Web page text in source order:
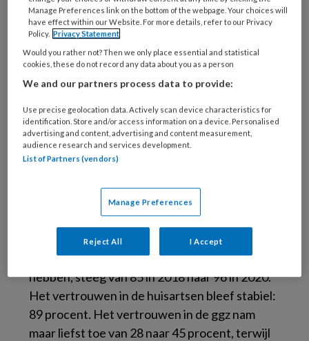
toegenomen. Behalve naar de instellingen zelf
wordt gekeken naar beroepsgroepen, zoals
huisartsen, verpleegkundigen, specialisten en
fysiotherapeuten.
Waardering
We kennen allemaal de kritiek op vooral de
verpleeghuizen, die geen bezoekers toelieten
hun eigen kamer beperkten. Maar dat heeft de
overall waardering voor de beroepsgroep niet
beïnvloed. Het percentage mensen dat aangaf
veel vertrouwen in verpleegkundigen te
hebben, steeg van 85 in 2018 naar 96 in 2020.
Het vertrouwen in de huisartsen bleef stabiel:
89 procent. Het vertrouwen in de ggz nam
maar liefst toe van 28 naar 45 procent, terwijl
Manage Preferences link on the bottom of the webpage. Your choices will
have effect within our Website. For more details, refer to our Privacy
Policy. Privacy Statement
Would you rather not? Then we only place essential and statistical
cookies, these do not record any data about you as a person
We and our partners process data to provide:
Use precise geolocation data. Actively scan device characteristics for
identification. Store and/or access information on a device. Personalised
advertising and content, advertising and content measurement,
audience research and services development.
List of Partners (vendors)
Manage Preferences
Reject All I Accept